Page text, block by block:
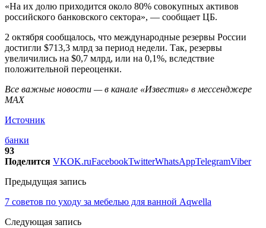
«На их долю приходится около 80% совокупных активов
российского банковского сектора», — сообщает ЦБ.
2 октября сообщалось, что международные резервы России
достигли $713,3 млрд за период недели. Так, резервы
увеличились на $0,7 млрд, или на 0,1%, вследствие
положительной переоценки.
Все важные новости — в канале «Известия» в мессенджере
МАХ
Источник
банки
93
Поделится VKOK.ruFacebookTwitterWhatsAppTelegramViber
Предыдущая запись
7 советов по уходу за мебелью для ванной Aqwella
Следующая запись